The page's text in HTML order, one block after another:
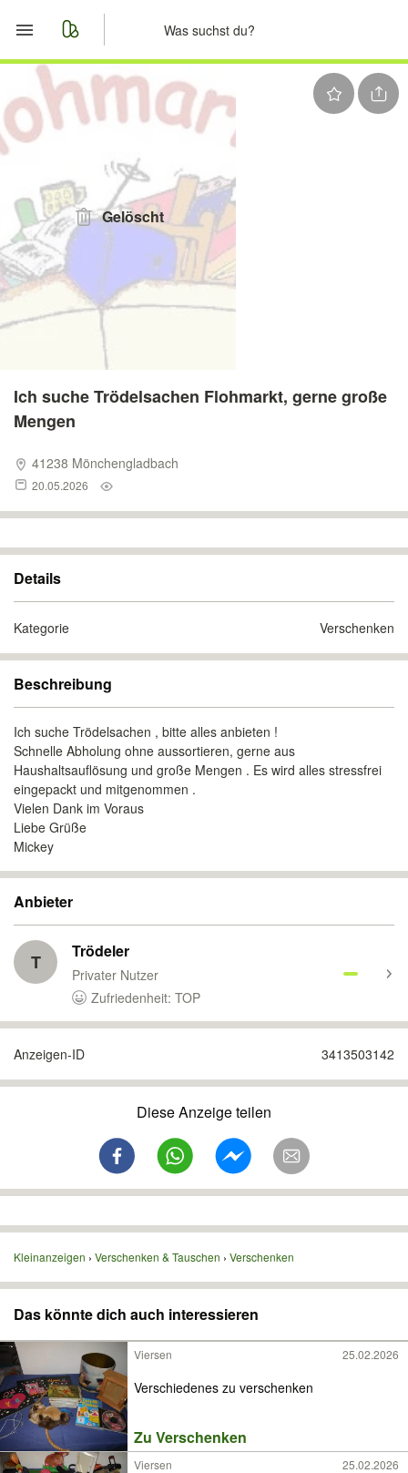
Start
Merkliste
Nachrichten
Anzeige aufgeben
Gelöscht
Ich suche Trödelsachen Flohmarkt, gerne große
Mengen
41238 Mönchengladbach
20.05.2026
Details
Kategorie Verschenken
Beschreibung
Ich suche Trödelsachen , bitte alles anbieten !
Schnelle Abholung ohne aussortieren, gerne aus
Haushaltsauflösung und große Mengen . Es wird alles stressfrei
eingepackt und mitgenommen .
Vielen Dank im Voraus
Liebe Grüße
Mickey
Anbieter
T Trödeler
Privater Nutzer
Zufriedenheit: TOP
Anzeigen-ID 3413503142
Diese Anzeige teilen
Kleinanzeigen Verschenken & Tauschen Verschenken
Das könnte dich auch interessieren
Viersen 25.02.2026
Verschiedenes zu verschenken
Zu Verschenken
Viersen 25.02.2026